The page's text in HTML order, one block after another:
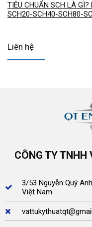
TIÊU CHUẨN SCH LÀ
SCH20-SCH40-SCH80-
Liên hệ
CÔNG TY
3/53 Nguyễn Quý
Việt Nam